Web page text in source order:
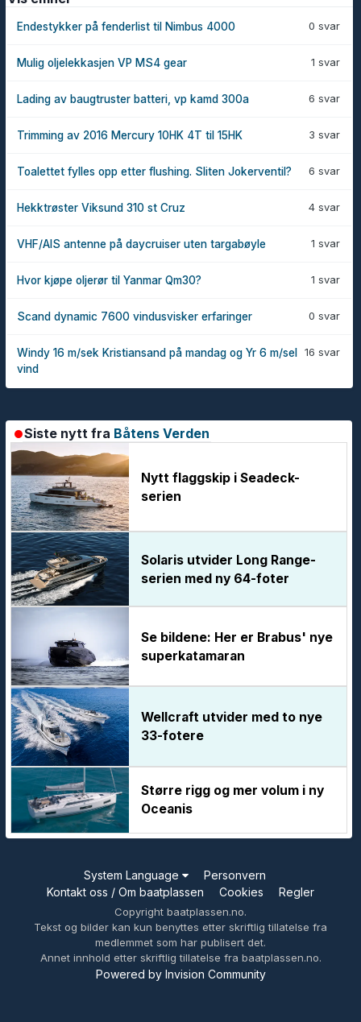
0 svar
Endestykker på fenderlist til Nimbus 4000
1 svar
Mulig oljelekkasjen VP MS4 gear
6 svar
Lading av baugtruster batteri, vp kamd 300a
3 svar
Trimming av 2016 Mercury 10HK 4T til 15HK
6 svar
Toalettet fylles opp etter flushing. Sliten Jokerventil?
4 svar
Hekktrøster Viksund 310 st Cruz
1 svar
VHF/AIS antenne på daycruiser uten targabøyle
1 svar
Hvor kjøpe oljerør til Yanmar Qm30?
0 svar
Scand dynamic 7600 vindusvisker erfaringer
16 svar
Windy 16 m/sek Kristiansand på mandag og Yr 6 m/sel
vind
Siste nytt fra Båtens Verden
Nytt flaggskip i Seadeck-
serien
Solaris utvider Long Range-
serien med ny 64-foter
Se bildene: Her er Brabus' nye
superkatamaran
Wellcraft utvider med to nye
33-fotere
Større rigg og mer volum i ny
Oceanis
System Language
Personvern
Kontakt oss / Om baatplassen
Cookies Regler
Copyright baatplassen.no.
Tekst og bilder kan kun benyttes etter skriftlig tillatelse fra
medlemmet som har publisert det.
Annet innhold etter skriftlig tillatelse fra baatplassen.no.
Powered by Invision Community